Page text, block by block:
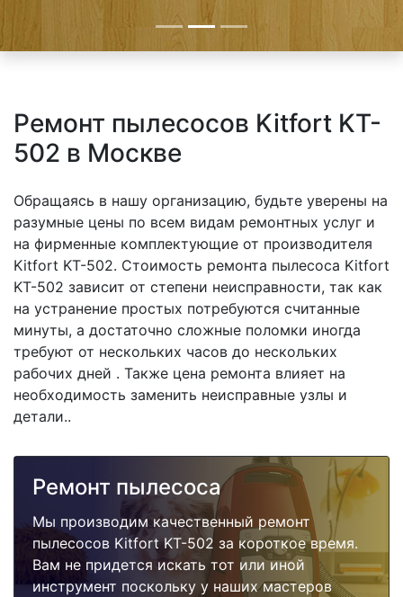
Ремонт пылесосов Kitfort KT-
502 в Москве
Обращаясь в нашу организацию, будьте уверены на
разумные цены по всем видам ремонтных услуг и
на фирменные комплектующие от производителя
Kitfort KT-502. Стоимость ремонта пылесоса Kitfort
KT-502 зависит от степени неисправности, так как
на устранение простых потребуются считанные
минуты, а достаточно сложные поломки иногда
требуют от нескольких часов до нескольких
рабочих дней . Также цена ремонта влияет на
необходимость заменить неисправные узлы и
детали..
Ремонт пылесоса
Мы производим качественный ремонт
пылесосов Kitfort KT-502 за короткое время.
Вам не придется искать тот или иной
инструмент поскольку у наших мастеров